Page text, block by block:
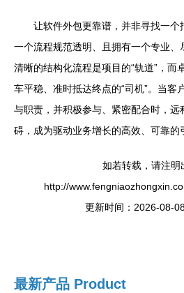
让软件外包更靠谱，并非寻找一
一个流程规范透明、且拥有一个专业、
清晰的结构化流程是项目的“轨道”，而
车平稳、准时抵达终点的“司机”。当客
与职责，并积极参与、紧密配合时，
碍，成为驱动业务增长的高效、可靠的
如若转载，请注明
http://
更新时间：2026-08-
最新产品 Product